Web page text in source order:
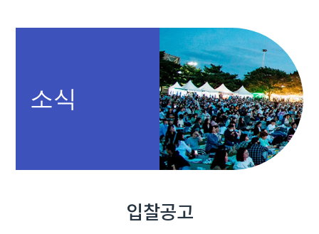
소식
입찰공고